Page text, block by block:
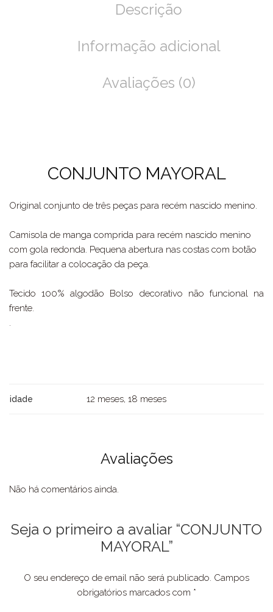
Descrição
Informação adicional
Avaliações (0)
CONJUNTO MAYORAL
Original conjunto de três peças para recém nascido menino.
Camisola de manga comprida para recém nascido menino
com gola redonda. Pequena abertura nas costas com botão
para facilitar a colocação da peça.
Tecido 100% algodão Bolso decorativo não funcional na
frente.
.
idade 12 meses, 18 meses
Avaliações
Não há comentários ainda.
Seja o primeiro a avaliar “CONJUNTO
MAYORAL”
O seu endereço de email não será publicado. Campos
obrigatórios marcados com *